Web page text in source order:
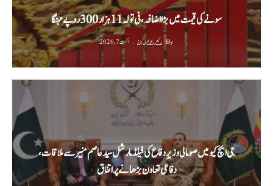
سونے کی قیمت میں بڑا اضافہ، فی تولہ 11 ہزار 300 روپے مہنگا
By رئیس الاخبار نیوز اگست 7, 2026
جی ایچ کیو میں صومالی وزیرِ دفاع کی فیلڈ مارشل سید عاصم منیر سے ملاقات،
دفاعی تعاون بڑھانے پر اتفاق